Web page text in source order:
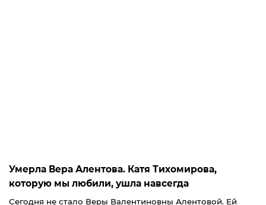
Умерла Вера Алентова. Катя Тихомирова,
которую мы любили, ушла навсегда
Сегодня не стало Веры Валентиновны Алентовой. Ей